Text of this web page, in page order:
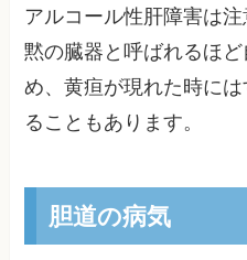
アルコール性肝障害は
黙の臓器と呼ばれるほ
め、黄疸が現れた時に
ることもあります。
胆道の病気